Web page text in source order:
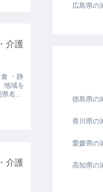
介護
・静
地域を
県名...
介護
広島県の
徳島県の
香川県の
愛媛県の
高知県の